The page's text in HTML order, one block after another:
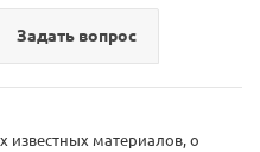
Задать вопрос
материалов, о